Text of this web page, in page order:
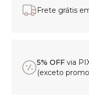
Frete grátis
5% OFF via
(exceto